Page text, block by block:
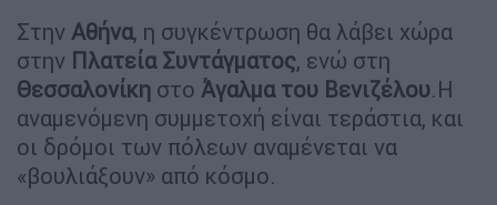
Στην Αθήνα, η συγκέντρωση θα λάβει χώρα
στην Πλατεία Συντάγματος, ενώ στη
Θεσσαλονίκη στο Άγαλμα του Βενιζέλου.Η
αναμενόμενη συμμετοχή είναι τεράστια, και
οι δρόμοι των πόλεων αναμένεται να
«βουλιάξουν» από κόσμο.